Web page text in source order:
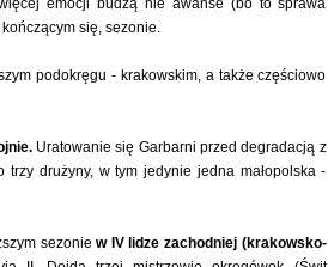
emocji budzą nie awanse (bo to sprawa
się, sezonie.
podokręgu - krakowskim, a także częściowo
Uratowanie się Garbarni przed degradacją z
trzy drużyny, w tym jedynie jedna małopolska -
sezoniew IV lidze zachodniej (krakowsko-